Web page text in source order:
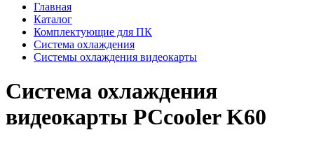
Главная
Каталог
Комплектующие для ПК
Система охлаждения
Системы охлаждения видеокарты
Система охлаждения
видеокарты PCcooler K60